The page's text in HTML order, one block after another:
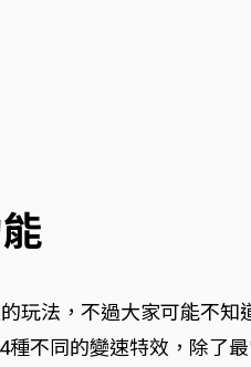
玩法，不過大家可能不
不同的變速特效，除了